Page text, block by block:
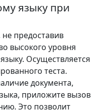
языку при
не предоставив
высокого уровня
языку. Осуществляется
теста.
документа,
, приложите вызов
. Это позволит